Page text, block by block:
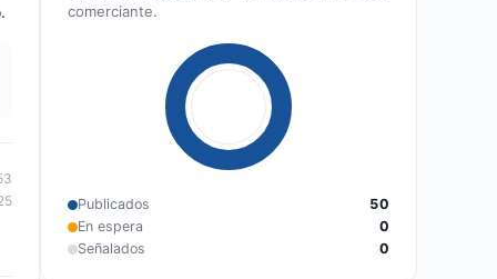
comerciante.
Publicados
50
En espera
0
Señalados
0